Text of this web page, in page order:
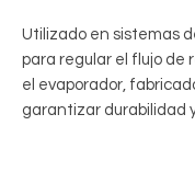
Utilizado en sistemas
para regular el flujo de
el evaporador,
garantizar durabilidad